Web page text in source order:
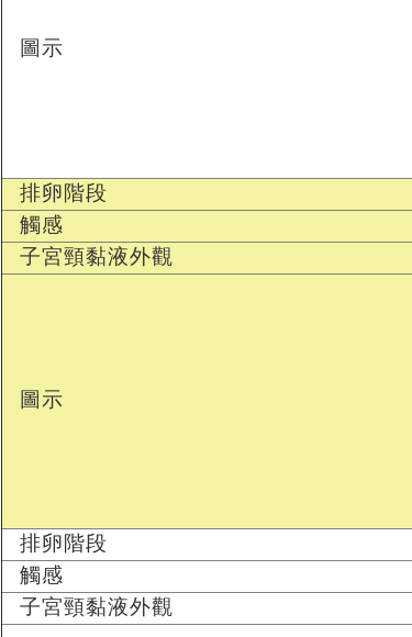
圖示
排卵階段
觸感
子宮頸黏液外觀
圖示
排卵階段
觸感
子宮頸黏液外觀